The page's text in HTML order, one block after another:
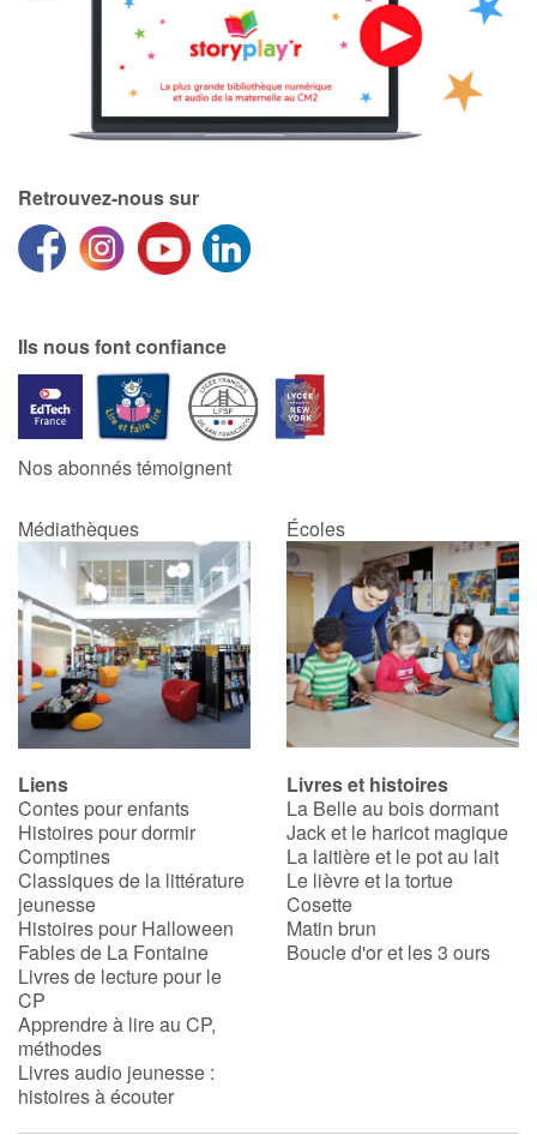
Retrouvez-nous sur
Ils nous font confiance
Nos abonnés témoignent
Médiathèques Écoles
Liens
Contes pour enfants
Histoires pour dormir
Comptines
Classiques de la littérature
jeunesse
Histoires pour Halloween
Fables de La Fontaine
Livres de lecture pour le
CP
Apprendre à lire au CP,
méthodes
Livres audio jeunesse :
histoires à écouter
Livres et histoires
La Belle au bois dormant
Jack et le haricot magique
La laitière et le pot au lait
Le lièvre et la tortue
Cosette
Matin brun
Boucle d'or et les 3 ours